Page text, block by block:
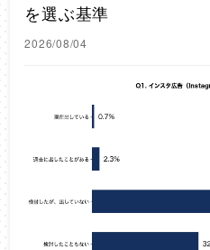
を選ぶ基準
2026/08/04